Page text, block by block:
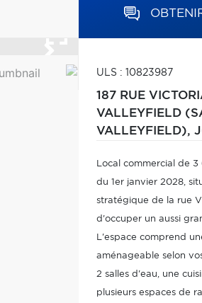
ULS : 10823987
187 RUE
VALLEYFIELD
VALLEYFIELD),
Local commercial de
du 1er janvier 2028,
stratégique de la rue
d'occuper un aussi
L'espace comprend
aménageable selon
2 salles d'eau, une
plusieurs espaces de